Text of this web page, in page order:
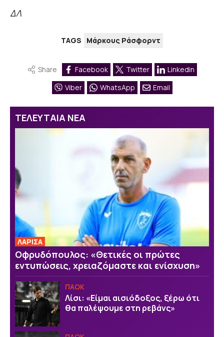
ΔΛ
TAGS Μάρκους Ράσφορντ
Share Facebook Twitter
Linkedin
Viber
WhatsApp Email
ΤΕΛΕΥΤΑΙΑ ΝΕΑ
ΛΑΡΙΣΑ
Οφρυδόπουλος: «Θετικές οι πρώτες
εντυπώσεις, χρειαζόμαστε και ενίσχυση»
ΠΑΟΚ
Λίσι: «Είμαι αισιόδοξος, ξέρω ότι
θα παλέψουμε στη ρεβάνς»